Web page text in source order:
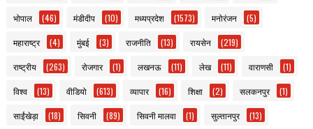
भोपाल (46) मंडीदीप (10) मध्यप्रदेश (1573) मनोरंजन (5)
महाराष्ट्र (4) मुंबई (3) राजनीति (13) रायसेन (219)
राष्ट्रीय (263) रोजगार (1) लखनऊ (11) लेख (11) वाराणसी (1)
विश्व (13) वीडियो (613) व्यापार (16) शिक्षा (2) सलकनपुर (1)
साईंखेड़ा (18) सिवनी (89) सिवनी मालवा (1) सुल्तानपुर (13)